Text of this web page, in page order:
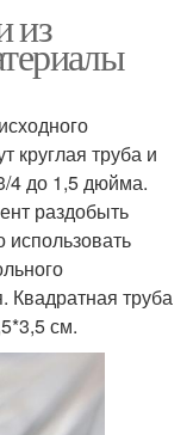
из
круглая труба и
4 до 1,5 дюйма.
раздобыть
использовать
Квадратная труба
см.